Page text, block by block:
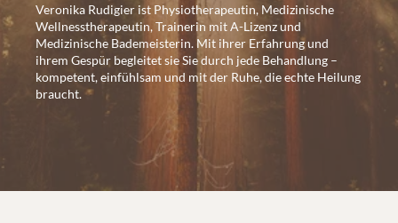
Veronika Rudigier ist Physiotherapeutin, Medizinische
Wellnesstherapeutin, Trainerin mit A-Lizenz und
Medizinische Bademeisterin. Mit ihrer Erfahrung und
ihrem Gespür begleitet sie Sie durch jede Behandlung –
kompetent, einfühlsam und mit der Ruhe, die echte Heilung
braucht.